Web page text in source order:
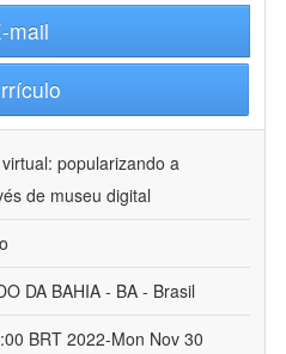
mail
popularizando a
de museu digital
DA BAHIA - BA - Brasil
BRT 2022-Mon Nov 30